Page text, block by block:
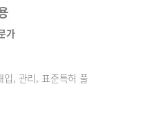
가
입, 관리, 표준특허 풀